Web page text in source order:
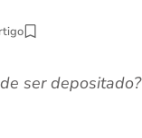
ser depositado?